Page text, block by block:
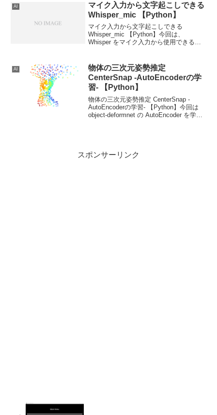
AI
マイク入力から文字起こしできる
Whisper_mic 【Python】
マイク入力から文字起こしできる
Whisper_mic 【Python】今回は、
Whisper をマイク入力から使用できる
AI
物体の三次元姿勢推定
CenterSnap -AutoEncoderの学
習- 【Python】
物体の三次元姿勢推定 CenterSnap -
AutoEncoderの学習- 【Python】今回は
object-deformnet の AutoEncoder を学習
スポンサーリンク